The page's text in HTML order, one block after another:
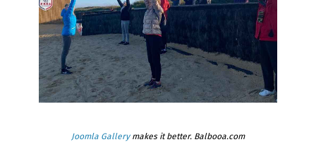
Joomla Gallerymakes it better. Balbooa.com